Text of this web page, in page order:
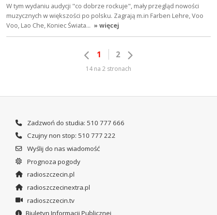
W tym wydaniu audycji "co dobrze rockuje", mały przegląd nowości
muzycznych w większości po polsku. Zagrają m.in Farben Lehre, Voo
Voo, Lao Che, Koniec Świata… » więcej
1 2
14 na 2 stronach
Zadzwoń do studia: 510 777 666
Czujny non stop: 510 777 222
Wyślij do nas wiadomość
Prognoza pogody
radioszczecin.pl
radioszczecinextra.pl
radioszczecin.tv
Biuletyn Informacji Publicznej